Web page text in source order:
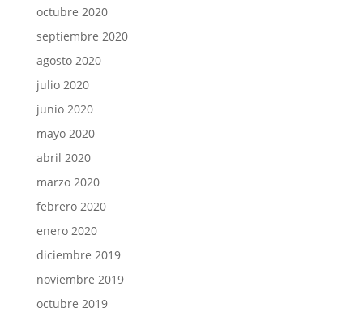
octubre 2020
septiembre 2020
agosto 2020
julio 2020
junio 2020
mayo 2020
abril 2020
marzo 2020
febrero 2020
enero 2020
diciembre 2019
noviembre 2019
octubre 2019